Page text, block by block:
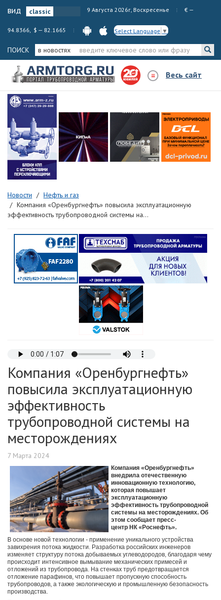
вид 9 Августа 2026г, Воскресенье € —
94.8366, $ — 82.1665 Select Language ▼
ПОИСК в новостях
Весь сайт
Новости
Нефть и газ
Компания «Оренбургнефть» повысила эксплуатационную
эффективность трубопроводной системы на...
Компания «Оренбургнефть»
повысила эксплуатационную
эффективность
трубопроводной системы на
месторождениях
7 Марта 2024
Компания «Оренбургнефть»
внедрила отечественную
инновационную технологию,
которая повышает
эксплуатационную
эффективность трубопроводной
системы на месторождениях. Об
этом сообщает пресс-
центр НК «Роснефть».
В основе новой технологии - применение уникального устройства
завихрения потока жидкости. Разработка российских инженеров
изменяет структуру потока добываемых углеводородов, благодаря чему
происходит интенсивное вымывание механических примесей и
отложений из трубопровода. На стенках труб предотвращается
отложение парафинов, что повышает пропускную способность
трубопроводов, а также экологическую и промышленную безопасность
производства.